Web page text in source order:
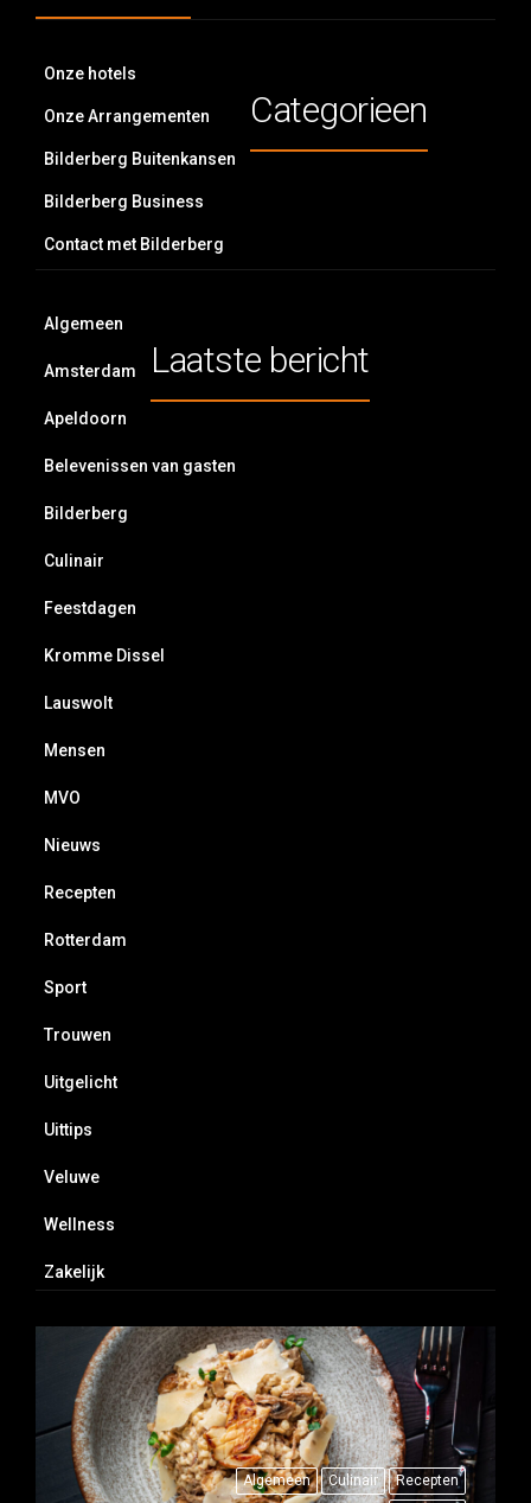
Onze hotels
Onze Arrangementen
Bilderberg Buitenkansen
Bilderberg Business
Contact met Bilderberg
Categorieen
Algemeen
Amsterdam
Apeldoorn
Belevenissen van gasten
Bilderberg
Culinair
Feestdagen
Kromme Dissel
Lauswolt
Mensen
MVO
Nieuws
Recepten
Rotterdam
Sport
Trouwen
Uitgelicht
Uittips
Veluwe
Wellness
Zakelijk
Laatste bericht
Algemeen Culinair Recepten